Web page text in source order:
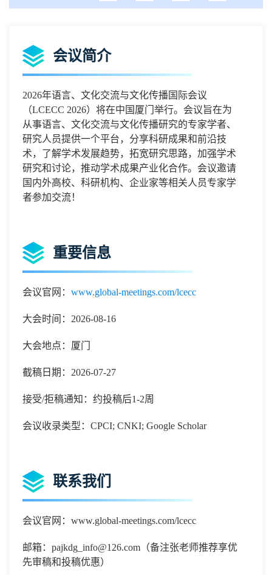
会议简介
2026年语言、文化交流与文化传播国际会议
（LCECC 2026）将在中国 厦门 举行。会议旨在为
从事语言、文化交流与文化传播研究的专家学者、
研究人员提供一个平台，分享科研成果和前沿技
术，了解学术发展趋势，拓宽研究思路，加强学术
研究和讨论，推动学术成果产业化合作。会议邀请
国内外高校、科研机构、企业家等相关人员专家学
者参加交流！
重要信息
会议官网： www.global-meetings.com/lcecc
大会时间：2026-08-16
大会地点：厦门
截稿日期：2026-07-27
接受/拒稿通知：约投稿后1-2周
会议收录类型：CPCI; CNKI; Google Scholar
联系我们
会议官网： www.global-meetings.com/lcecc
邮箱： pajkdg_info@126.com （备注张老师推荐享优
先审稿和投稿优惠）